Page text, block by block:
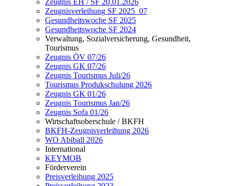
Zeugnis EH / SF 20.01.2026
Zeugnisverleihung SF 2025_07
Gesundheitswoche SF 2025
Gesundheitswoche SF 2024
Verwaltung, Sozialversicherung, Gesundheit,
Tourismus
Zeugnis ÖV 07/26
Zeugnis GK 07/26
Zeugnis Tourismus Juli/26
Tourismus Produkschulung 2026
Zeugnis GK 01/26
Zeugnis Tourismus Jan/26
Zeugnis Sofa 01/26
Wirtschaftsoberschule / BKFH
BKFH-Zeugnisverleihung 2026
WO Abiball 2026
International
KEYMOB
Förderverein
Preisverleihung 2025